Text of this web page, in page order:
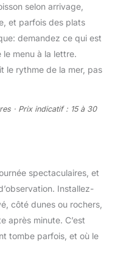
selon arrivage,
et parfois des plats
demandez ce qui est
menu à la lettre.
le rythme de la mer, pas
· Prix indicatif : 15 à 30
spectaculaires, et
Installez-
côté dunes ou rochers,
après minute. C’est
tombe parfois, et où le